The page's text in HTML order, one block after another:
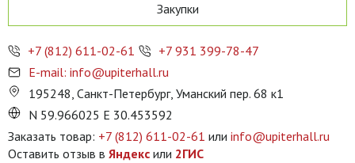
Закупки
+7 (812) 611-02-61
+7 931 399-78-47
E-mail: info@upiterhall.ru
195248, Санкт-Петербург, Уманский пер. 68 к1
N 59.966025 E 30.453592
Заказать товар: +7 (812) 611-02-61 или info@upiterhall.ru
Оставить отзыв в Яндекс или 2ГИС